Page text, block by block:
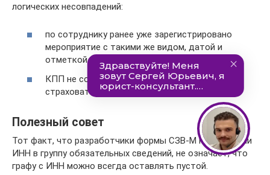
логических несовпадений:
по сотруднику ранее уже зарегистрировано
мероприятие с такими же видом, датой и
отметкой о совместительстве;
КПП не соответствует КПП в карточке
страхователя.
Полезный совет
Тот факт, что разработчики формы СЗВ-М не включили
ИНН в группу обязательных сведений, не означает, что
графу с ИНН можно всегда оставлять пустой.